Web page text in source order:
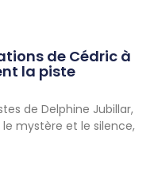
de Cédric à
la piste
de Delphine Jubillar,
mystère et le silence,